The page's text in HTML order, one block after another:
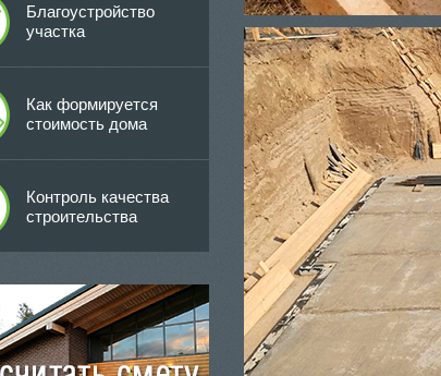
Благоустройство
участка
Как формируется
стоимость дома
Контроль качества
строительства